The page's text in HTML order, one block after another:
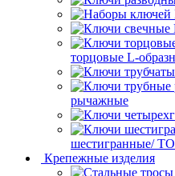
торцовые L-
рычажные
шестигранные/
Крепежные изделия